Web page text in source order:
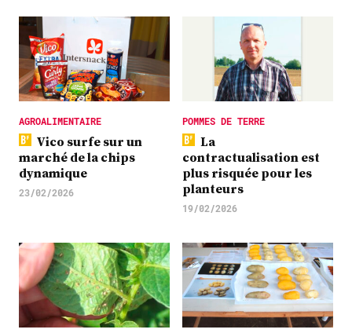
AGROALIMENTAIRE
Vico surfe sur un
marché de la chips
dynamique
23/02/2026
POMMES DE TERRE
La
contractualisation est
plus risquée pour les
planteurs
19/02/2026